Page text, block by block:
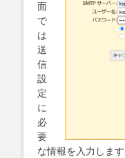
面
で
は
送
信
設
定
に
必
要
な情報を入力しま